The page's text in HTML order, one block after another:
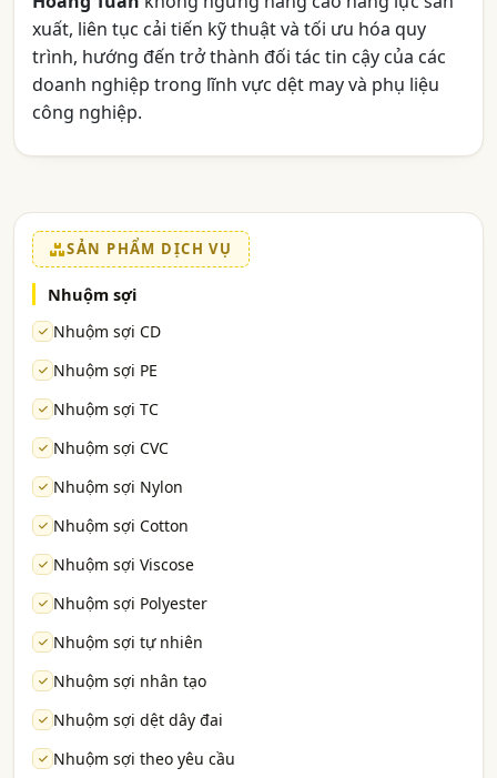
xuất, liên tục cải tiến kỹ thuật và tối ưu hóa quy
trình, hướng đến trở thành đối tác tin cậy của các
doanh nghiệp trong lĩnh vực dệt may và phụ liệu
công nghiệp.
SẢN PHẨM DỊCH VỤ
Nhuộm sợi
Nhuộm sợi CD
Nhuộm sợi PE
Nhuộm sợi TC
Nhuộm sợi CVC
Nhuộm sợi Nylon
Nhuộm sợi Cotton
Nhuộm sợi Viscose
Nhuộm sợi Polyester
Nhuộm sợi tự nhiên
Nhuộm sợi nhân tạo
Nhuộm sợi dệt dây đai
Nhuộm sợi theo yêu cầu